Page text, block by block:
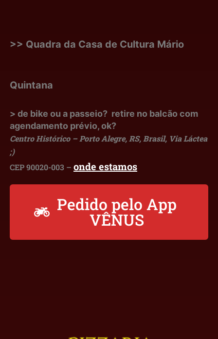
>> Quadra da Casa de Cultura Mário
Quintana
> de bike ou a passeio? retire no balcão com
agendamento prévio, ok?
Centro Histórico – Porto Alegre, RS, Brasil, Via Láctea
;)
CEP 90020-003 – onde estamos
Pedido pelo App
VÊNUS